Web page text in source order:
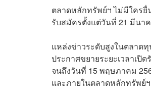
ตลาดหลักทรัพย์ฯ ไม่มีใครยื่
รับสมัครตั้งแต่วันที่ 21 มีนา
แหล่งข่าวระดับสูงในตลาดทุ
ประกาศขยายระยะเวลาเปิ
จนถึงวันที่ 15 พฤษภาคม
และภายในตลาดหลักทรัพย์